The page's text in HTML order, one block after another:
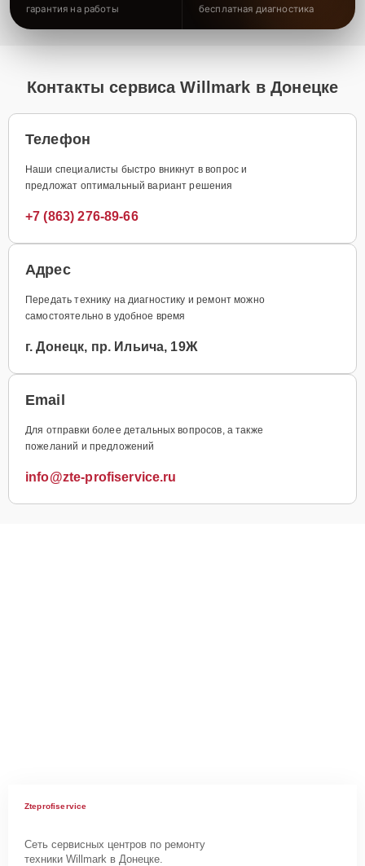
гарантия на работы бесплатная диагностика
Контакты сервиса Willmark в Донецке
Телефон
Наши специалисты быстро вникнут в вопрос и
предложат оптимальный вариант решения
+7 (863) 276-89-66
Адрес
Передать технику на диагностику и ремонт можно
самостоятельно в удобное время
г. Донецк, пр. Ильича, 19Ж
Email
Для отправки более детальных вопросов, а также
пожеланий и предложений
info@zte-profiservice.ru
Zteprofiservice
Сеть сервисных центров по ремонту
техники Willmark в Донецке.